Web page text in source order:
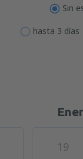
Sin
hasta 3 días
19